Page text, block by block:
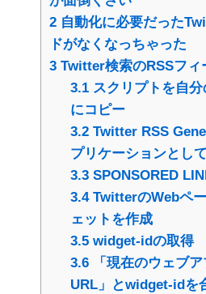
2 自動化に必要だった
ドがなくなっちゃった
3 Twitter検索のRSSフィ
3.1スクリプトを自
にコピー
3.2Twitter RSS
プリケーションとし
3.3SPONSORED
3.4TwitterのWebペ
ェットを作成
3.5widget-idの取得
3.6「現在のウェブア
URL」とwidget-idを